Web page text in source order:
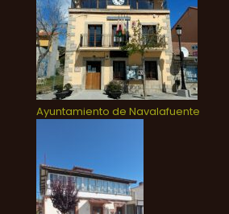
Ayuntamiento de Navalafuente